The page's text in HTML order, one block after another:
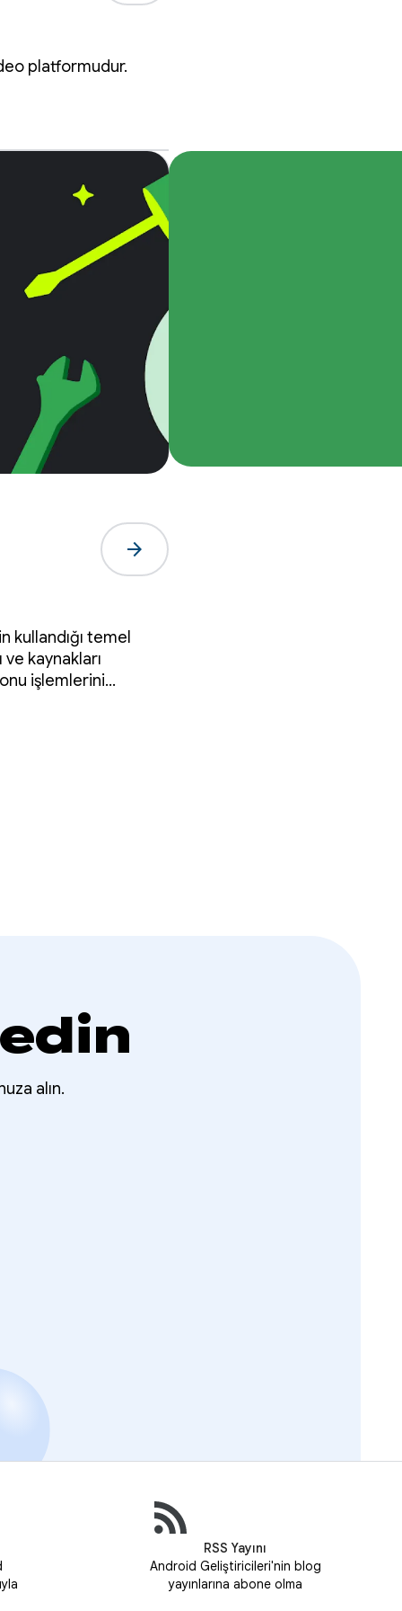
platformudur.
arrow_forward
temel
kaynakları
işlemlerini
alın.
RSS Yayını
Android Geliştiricileri'nin blog
yayınlarına abone olma